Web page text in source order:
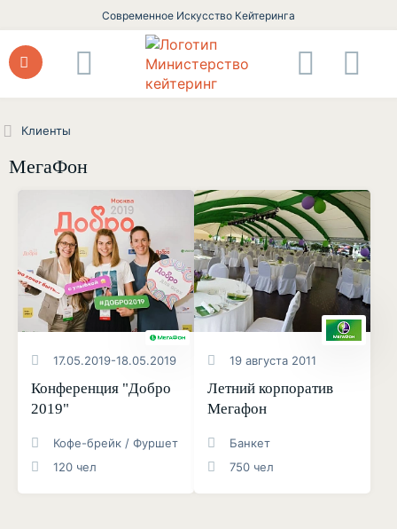
Современное Искусство Кейтеринга
Клиенты
МегаФон
17.05.2019-18.05.2019
Конференция "Добро
2019"
Кофе-брейк / Фуршет
120 чел
19 августа 2011
Летний корпоратив
Мегафон
Банкет
750 чел